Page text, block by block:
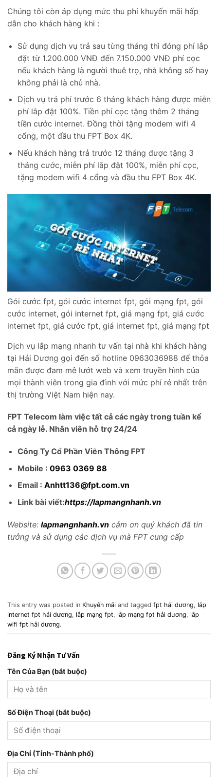
Chúng tôi còn áp dụng mức thu phí khuyến mãi hấp
dẫn cho khách hàng khi :
Sử dụng dịch vụ trả sau từng tháng thì đóng phí lắp
đặt từ 1.200.000 VNĐ đến 7.150.000 VNĐ phí cọc
nếu khách hàng là người thuê trọ, nhà không số hay
không phải là chủ nhà.
Dịch vụ trả phí trước 6 tháng khách hàng được miễn
phí lắp đặt 100%. Tiền phí cọc tặng thêm 2 tháng
tiền cước internet. Đồng thời tặng modem wifi 4
cổng, một đầu thu FPT Box 4K.
Nếu khách hàng trả trước 12 tháng được tặng 3
tháng cước, miễn phí lắp đặt 100%, miễn phí cọc,
tặng modem wifi 4 cổng và đầu thu FPT Box 4K.
Gói cước fpt, gói cước internet fpt, gói mạng fpt, gói
cước internet, gói internet fpt, giá mạng fpt, giá cước
internet fpt, giá cước fpt, giá internet fpt, giá mạng fpt
Dịch vụ lắp mạng nhanh tư vấn tại nhà khi khách hàng
tại Hải Dương gọi đến số hotline 0963036988 để thỏa
mãn được đam mê lướt web và xem truyền hình của
mọi thành viên trong gia đình với mức phí rẻ nhất trên
thị trường Việt Nam hiện nay.
FPT Telecom làm việc tất cả các ngày trong tuần kể
cả ngày lễ. Nhân viên hỗ trợ 24/24
Công Ty Cổ Phần Viễn Thông FPT
Mobile : 0963 0369 88
Email : Anhtt136@fpt.com.vn
Link bài viết:https://lapmangnhanh.vn
Website: lapmangnhanh.vn cảm ơn quý khách đã tin
tưởng và sử dụng các dịch vụ mà FPT cung cấp
This entry was posted in Khuyến mãi and tagged fpt hải dương, lắp
internet fpt hải dương, lắp mạng fpt, lắp mạng fpt hải dương, lắp
wifi fpt hải dương.
Đăng Ký Nhận Tư Vấn
Tên Của Bạn (bắt buộc)
Số Điện Thoại (bắt buộc)
Địa Chỉ (Tỉnh-Thành phố)